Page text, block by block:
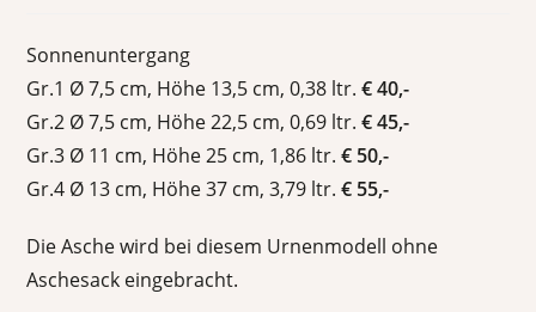
Sonnenuntergang
Gr.1 Ø 7,5 cm, Höhe 13,5 cm, 0,38 ltr.€ 40,-
Gr.2 Ø 7,5 cm, Höhe 22,5 cm, 0,69 ltr.€ 45,-
Gr.3 Ø 11 cm, Höhe 25 cm, 1,86 ltr.€ 50,-
Gr.4 Ø 13 cm, Höhe 37 cm, 3,79 ltr.€ 55,-
Die Asche wird bei diesem Urnenmodell ohne
Aschesack eingebracht.